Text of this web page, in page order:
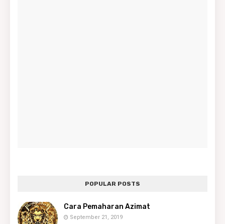
POPULAR POSTS
Cara Pemaharan Azimat
September 21, 2019